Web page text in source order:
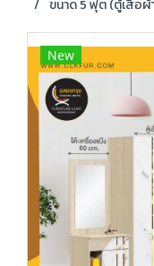
ขนาด 5 ฟุต (ตู้เสื้อผ้
New